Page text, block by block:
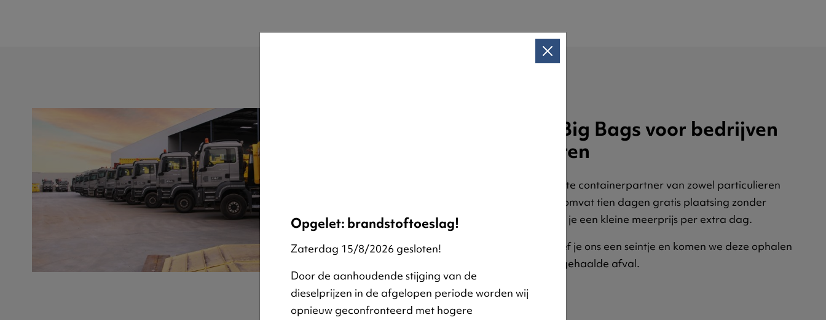
Verhuur van Big Bags voor bedrijven
en particulieren
JMC Containers is de vaste containerpartner van zowel particulieren
als bedrijven. Onze prijs omvat tien dagen gratis plaatsing zonder
meerkost. Nadien betaal je een kleine meerprijs per extra dag.
Als de big bag vol is , geef je ons een seintje en komen we deze ophalen
en recycleren we het opgehaalde afval.
Opgelet: brandstoftoeslag!
Zaterdag 15/8/2026 gesloten!
Door de aanhoudende stijging van de
dieselprijzen in de afgelopen periode worden wij
opnieuw geconfronteerd met hogere